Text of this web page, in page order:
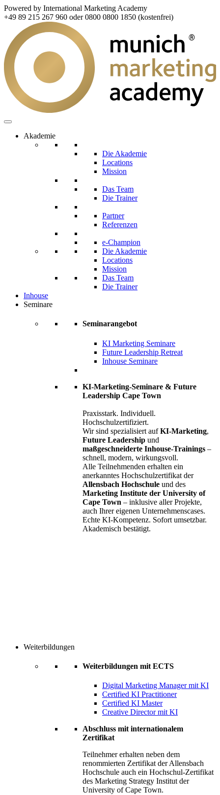
Powered by International Marketing Academy
+49 89 215 267 960 oder 0800 0800 1850 (kostenfrei)
Akademie
Die Akademie
Locations
Mission
Das Team
Die Trainer
Partner
Referenzen
e-Champion
Die Akademie
Locations
Mission
Das Team
Die Trainer
Inhouse
Seminare
Seminarangebot
KI Marketing Seminare
Future Leadership Retreat
Inhouse Seminare
KI-Marketing-Seminare & Future
Leadership Cape Town
Praxisstark. Individuell.
Hochschulzertifiziert.
Wir sind spezialisiert aufKI-Marketing,
Future Leadership und
maßgeschneiderte Inhouse-Trainings –
schnell, modern, wirkungsvoll.
Alle Teilnehmenden erhalten ein
anerkanntes Hochschulzertifikat der
Allensbach Hochschule und des
Marketing Institute der University of
Cape Town – inklusive aller Projekte,
auch Ihrer eigenen Unternehmenscases.
Echte KI-Kompetenz. Sofort umsetzbar.
Akademisch bestätigt.
Weiterbildungen
Weiterbildungen mit ECTS
Digital Marketing Manager mit KI
Certified KI Practitioner
Certified KI Master
Creative Director mit KI
Abschluss mit internationalem
Zertifikat
Teilnehmer erhalten neben dem
renommierten Zertifikat der Allensbach
Hochschule auch ein Hochschul-Zertifikat
des Marketing Strategy Institut der
University of Cape Town.